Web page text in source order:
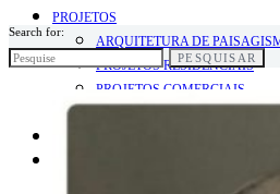
PROJETOS
ARQUITETURA DE
PROJETOS RESIDENCIAIS
PROJETOS COMERCIAIS
PERFIS CRIATIVOS POR
Search for:
PESQUISAR